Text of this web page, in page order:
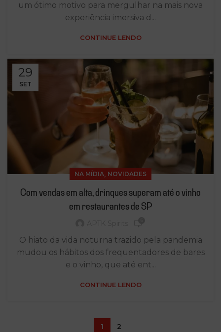
um ótimo motivo para mergulhar na mais nova
experiência imersiva d...
CONTINUE LENDO
29
SET
NA MÍDIA, NOVIDADES
Com vendas em alta, drinques superam até o vinho
em restaurantes de SP
O hiato da vida noturna trazido pela pandemia
mudou os hábitos dos frequentadores de bares
e o vinho, que até ent...
CONTINUE LENDO
1 2